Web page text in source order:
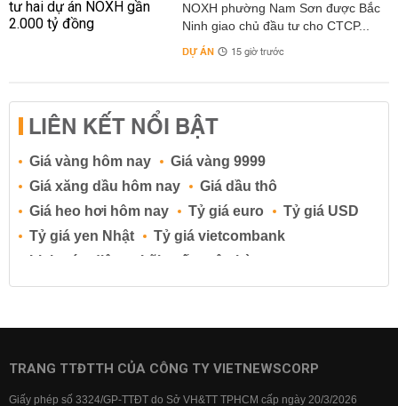
NOXH phường Nam Sơn được Bắc
Ninh giao chủ đầu tư cho CTCP...
DỰ ÁN 15 giờ trước
LIÊN KẾT NỔI BẬT
Giá vàng hôm nay
Giá vàng 9999
Giá xăng dầu hôm nay
Giá dầu thô
Giá heo hơi hôm nay
Tỷ giá euro
Tỷ giá USD
Tỷ giá yen Nhật
Tỷ giá vietcombank
Lịch cúp điện
Lãi suất ngân hàng
Lãi suất tiết kiệm
Lãi suất tiền gửi
Lãi suất ngân hàng BIDV
TRANG TTĐTTH CỦA CÔNG TY VIETNEWSCORP
Giấy phép số 3324/GP-TTĐT do Sở VH&TT TPHCM cấp ngày 20/3/2026